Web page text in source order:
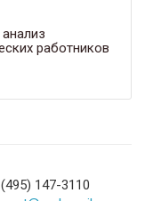
работников
147-3110